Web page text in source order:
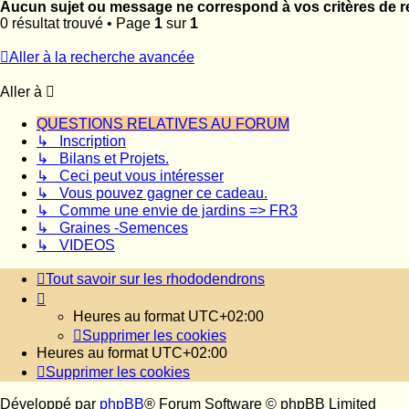
Aucun sujet ou message ne correspond à vos critères de
0 résultat trouvé • Page 1 sur 1
Aller à la recherche avancée
Aller à
QUESTIONS RELATIVES AU FORUM
↳ Inscription
↳ Bilans et Projets.
↳ Ceci peut vous intéresser
↳ Vous pouvez gagner ce cadeau.
↳ Comme une envie de jardins => FR3
↳ Graines -Semences
↳ VIDEOS
Tout savoir sur les rhododendrons
Heures au format UTC+02:00
Supprimer les cookies
Heures au format UTC+02:00
Supprimer les cookies
Développé par phpBB® Forum Software © phpBB Limited